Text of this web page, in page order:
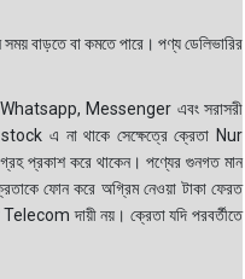
বাড়তে বা কমতে পারে। পণ্য ডেলিভারির
Whatsapp, Messenger এবং সরাসরী
এ না থাকে সেক্ষেত্রে ক্রেতা Nur
প্রকাশ করে থাকেন। পণ্যের গুনগত মান
ফোন করে অগ্রিম নেওয়া টাকা ফেরত
দায়ী নয়। ক্রেতা যদি পরবর্তীতে